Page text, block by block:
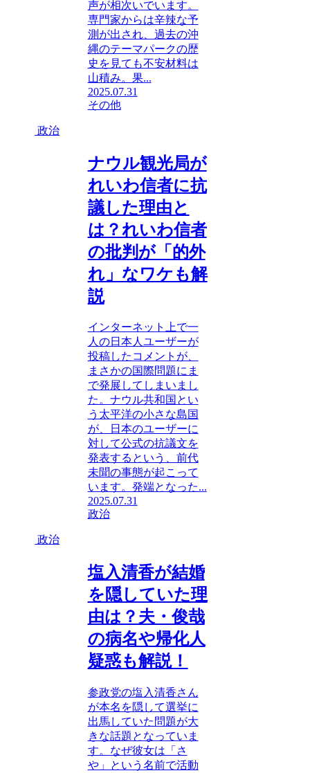
声が相次いでいます。
専門家からは辛辣な予
測が出され、過去の沖
縄のテーマパークの歴
史を見ても不安材料は
山積み。果...
2025.07.31
その他
政治
ナウル観光局が
れいわ信者に抗
議した理由と
は？れいわ信者
の批判が「的外
れ」なワケも解
説
インターネット上で一
人の日本人ユーザーが
投稿したコメントが、
まさかの国際問題にま
で発展してしまいまし
た。ナウル共和国とい
う太平洋の小さな島国
が、日本のユーザーに
対して公式の抗議文を
発表するという、前代
未聞の事態が起こって
います。発端となった...
2025.07.31
政治
政治
塩入清香が結婚
を隠していた理
由は？夫・俊哉
の病名や帰化人
疑惑も解説！
参政党の塩入清香さん
が本名を隠して選挙に
出馬していた問題が大
きな話題となっていま
す。なぜ彼女は「さ
や」という名前で活動